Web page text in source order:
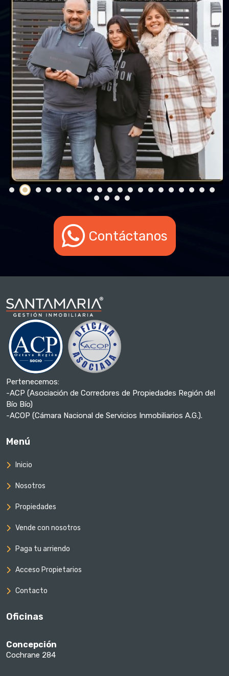
Contáctanos
Pertenecemos:
-ACP (Asociación de Corredores de Propiedades Región del
Bío Bío)
-ACOP (Cámara Nacional de Servicios Inmobiliarios A.G.).
Menú
Inicio
Nosotros
Propiedades
Vende con nosotros
Paga tu arriendo
Acceso Propietarios
Contacto
Oficinas
Concepción
Cochrane 284